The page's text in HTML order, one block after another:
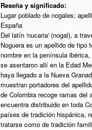
Reseña y significado:
Lugar poblado de nogales;
España
Del latín 'nucaria' (nogal), a
Noguera es un apellido de tipo
nombre en la península
se asentaron allí en la Edad
haya llegado a la Nueva
muestran portadores del
de Colombia recoge ramas del
encuentra distribuido en toda
países de tradición hispánica,
tratarse como de tradición